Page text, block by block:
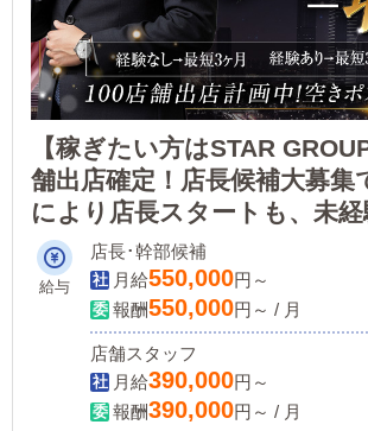
【稼ぎたい方はSTAR
舗出店確定！店長候補大募集
により店長スタートも、未
月で店長に昇格可能です！
給与
店長･幹部候補
月給550,000円～
報酬550,000円～ / 月
店舗スタッフ
月給390,000円～
報酬390,000円～ / 月